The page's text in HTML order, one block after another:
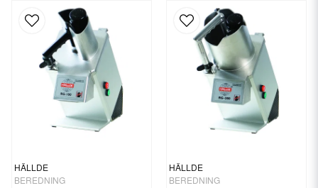
HÄLLDE
BEREDNING
HÄLLDE
BEREDNING